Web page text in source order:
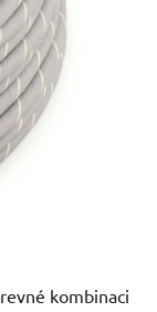
kombinaci